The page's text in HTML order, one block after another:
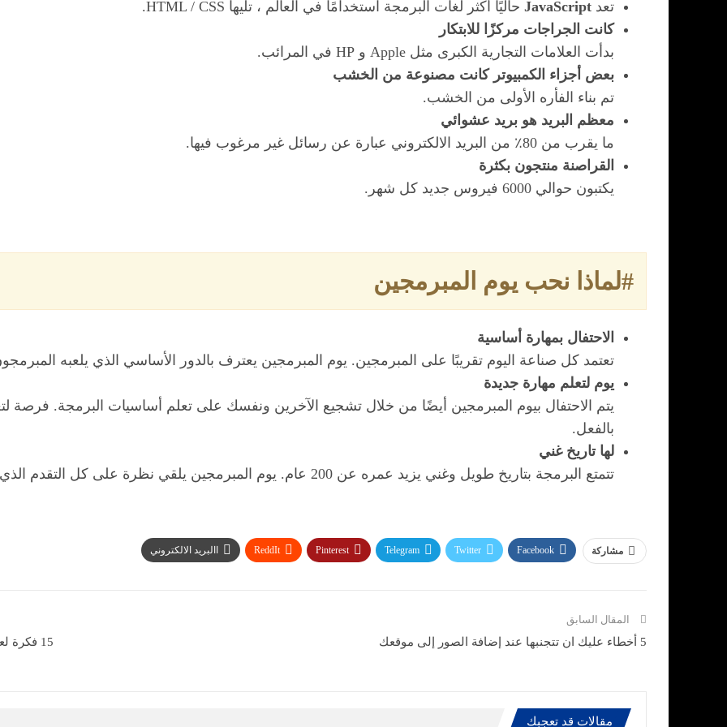
تعد JavaScript حاليًا أكثر لغات البرمجة استخدامًا في العالم ، تليها HTML / CSS.
كانت الجراجات مركزًا للابتكار
بدأت العلامات التجارية الكبرى مثل Apple و HP في المرائب.
بعض أجزاء الكمبيوتر كانت مصنوعة من الخشب
تم بناء الفأره الأولى من الخشب.
معظم البريد هو بريد عشوائي
ما يقرب من 80٪ من البريد الالكتروني عبارة عن رسائل غير مرغوب فيها.
القراصنة منتجون بكثرة
يكتبون حوالي 6000 فيروس جديد كل شهر.
#لماذا نحب يوم المبرمجين
الاحتفال بمهارة أساسية
تعتمد كل صناعة اليوم تقريبًا على المبرمجين. يوم المبرمجين يعترف بالدور الأساسي الذي يلعبه
يوم لتعلم مهارة جديدة
يتم الاحتفال بيوم المبرمجين أيضًا من خلال تشجيع الآخرين ونفسك على تعلم أساسيات البرمجة. فرصة
بالفعل.
لها تاريخ غني
تتمتع البرمجة بتاريخ طويل وغني يزيد عمره عن 200 عام. يوم المبرمجين يلقي نظرة على كل التقدم الذي تم إحرازه على مر السنين.
مشاركة Facebook
Twitter
Telegram
Pinterest
ReddIt االبريد الالكتروني
المقال السابق
5 أخطاء عليك ان تتجنبها عند إضافة الصور إلى موقعك 15 فكرة لعمل فيديو Youtube والربح منها: دون التحدث او إظهار وجهك
مقالات قد تعجبك